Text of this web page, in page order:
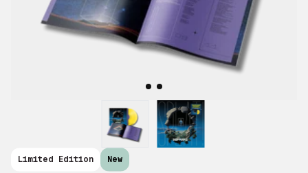
Limited Edition New